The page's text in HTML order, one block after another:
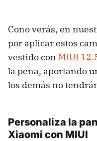
Cono verás, en
por aplicar estos
vestido con MIUI
la pena, aportando
los demás no
Personaliza la
Xiaomi con MIUI